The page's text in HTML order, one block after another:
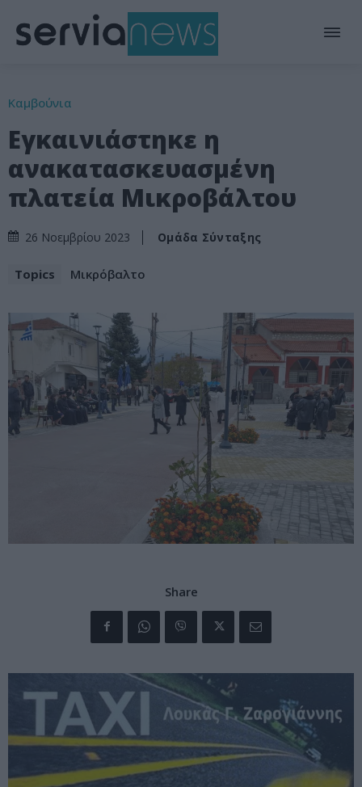
Καμβούνια
Εγκαινιάστηκε η
ανακατασκευασμένη
πλατεία Μικροβάλτου
26 Νοεμβρίου 2023 Ομάδα Σύνταξης
Topics Μικρόβαλτο
Share